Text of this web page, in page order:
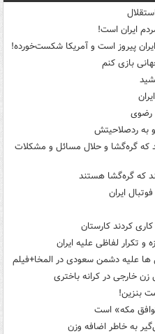
ایران است!
پیروز است و آمریکا شکست‌خورده!
بازی کنم
رضوی
به ردصلاحیتش
که گره‌گشا و حلال مسائل و مشکلات
که گره‌گشا هستند
کردند کارستان
ها علیه دشمن سعودی در المخا+فیلم
خارجی در کرانه باختری
بنزین!
مکه» است
به خاطر اضافه وزن